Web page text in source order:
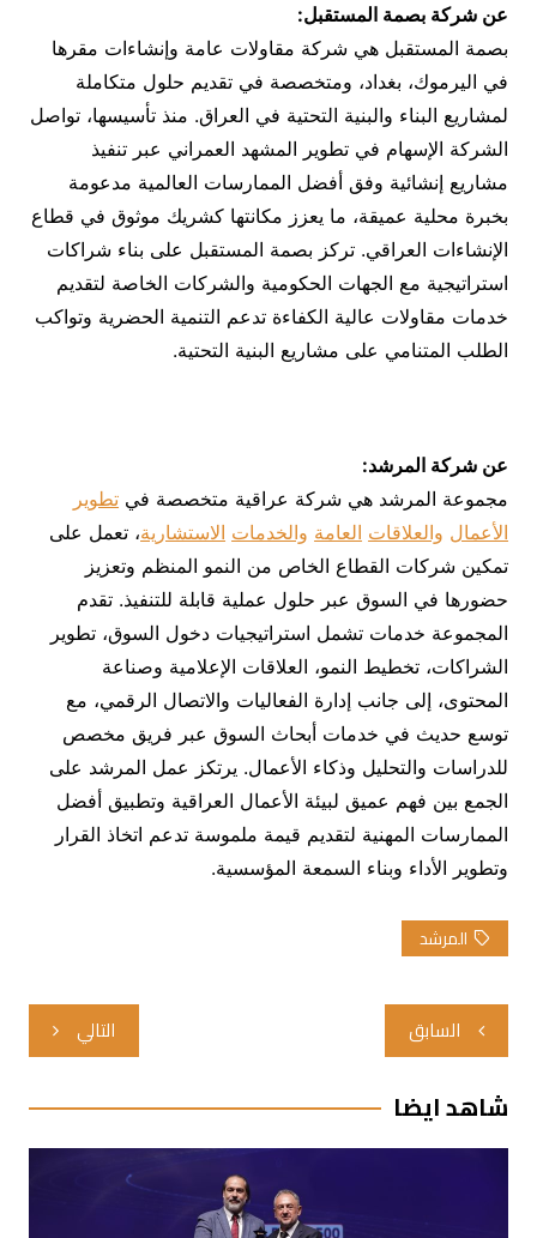
عن شركة بصمة المستقبل:
بصمة المستقبل هي شركة مقاولات عامة وإنشاءات مقرها
في اليرموك، بغداد، ومتخصصة في تقديم حلول متكاملة
لمشاريع البناء والبنية التحتية في العراق. منذ تأسيسها، تواصل
الشركة الإسهام في تطوير المشهد العمراني عبر تنفيذ
مشاريع إنشائية وفق أفضل الممارسات العالمية مدعومة
بخبرة محلية عميقة، ما يعزز مكانتها كشريك موثوق في قطاع
الإنشاءات العراقي. تركز بصمة المستقبل على بناء شراكات
استراتيجية مع الجهات الحكومية والشركات الخاصة لتقديم
خدمات مقاولات عالية الكفاءة تدعم التنمية الحضرية وتواكب
الطلب المتنامي على مشاريع البنية التحتية.
عن شركة المرشد:
مجموعة المرشد هي شركة عراقية متخصصة في تطوير
الأعمال والعلاقات العامة والخدمات الاستشارية، تعمل على
تمكين شركات القطاع الخاص من النمو المنظم وتعزيز
حضورها في السوق عبر حلول عملية قابلة للتنفيذ. تقدم
المجموعة خدمات تشمل استراتيجيات دخول السوق، تطوير
الشراكات، تخطيط النمو، العلاقات الإعلامية وصناعة
المحتوى، إلى جانب إدارة الفعاليات والاتصال الرقمي، مع
توسع حديث في خدمات أبحاث السوق عبر فريق مخصص
للدراسات والتحليل وذكاء الأعمال. يرتكز عمل المرشد على
الجمع بين فهم عميق لبيئة الأعمال العراقية وتطبيق أفضل
الممارسات المهنية لتقديم قيمة ملموسة تدعم اتخاذ القرار
وتطوير الأداء وبناء السمعة المؤسسية.
المرشد
تصفّح
المقالات
السابق التالي
شاهد ايضا